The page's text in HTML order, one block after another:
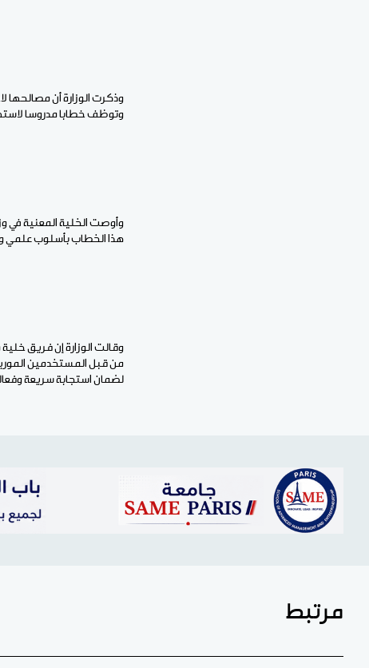
وذكرت الوزارة أن
وتوظف خطابا مدروسا
وأوصت الخلية المعنية في
هذا الخطاب بأسلوب علمي
وقالت الوزارة إن فريق
من قبل المستخدمين
لضمان استجابة سريعة
مرتبط